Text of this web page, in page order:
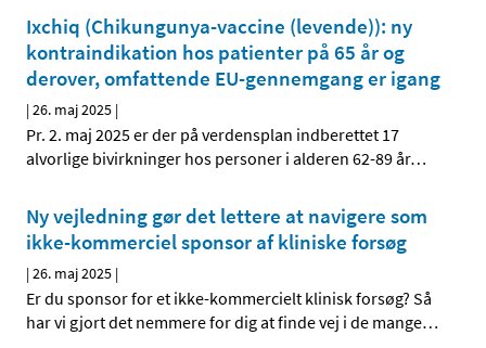
Ixchiq (Chikungunya-vaccine (levende)): ny
kontraindikation hos patienter på 65 år og
derover, omfattende EU-gennemgang er igang
|26. maj 2025 |
Pr. 2. maj 2025 er der på verdensplan indberettet 17
alvorlige bivirkninger hos personer i alderen 62-89 år…
Ny vejledning gør det lettere at navigere som
ikke-kommerciel sponsor af kliniske forsøg
|26. maj 2025 |
Er du sponsor for et ikke-kommercielt klinisk forsøg? Så
har vi gjort det nemmere for dig at finde vej i de mange…